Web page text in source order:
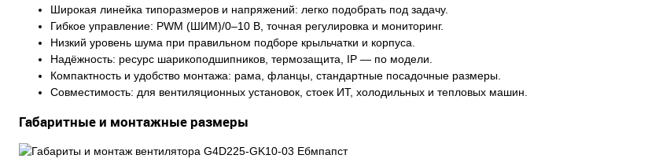
Широкая линейка типоразмеров и напряжений: легко подобрать под задачу.
Гибкое управление: PWM (ШИМ)/0–10 В, точная регулировка и мониторинг.
Низкий уровень шума при правильном подборе крыльчатки и корпуса.
Надёжность: ресурс шарикоподшипников, термозащита, IP — по модели.
Компактность и удобство монтажа: рама, фланцы, стандартные посадочные размеры.
Совместимость: для вентиляционных установок, стоек ИТ, холодильных и тепловых машин.
Габаритные и монтажные размеры